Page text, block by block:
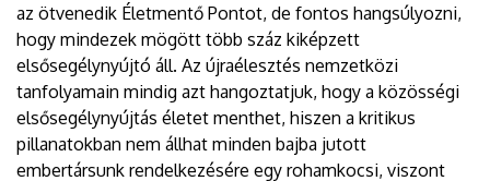
az ötvenedik Életmentő Pontot, de fontos hangsúlyozni,
hogy mindezek mögött több száz kiképzett
elsősegélynyújtó áll. Az újraélesztés nemzetközi
tanfolyamain mindig azt hangoztatjuk, hogy a közösségi
elsősegélynyújtás életet menthet, hiszen a kritikus
pillanatokban nem állhat minden bajba jutott
embertársunk rendelkezésére egy rohamkocsi, viszont